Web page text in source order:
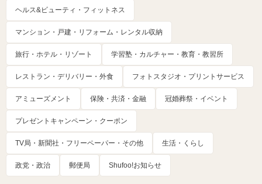
ヘルス&ビューティ・フィットネス
マンション・戸建・リフォーム・レンタル収納
旅行・ホテル・リゾート 学習塾・カルチャー・教育・教習所
レストラン・デリバリー・外食 フォトスタジオ・プリントサービス
アミューズメント 保険・共済・金融 冠婚葬祭・イベント
プレゼントキャンペーン・クーポン
TV局・新聞社・フリーペーパー・その他 生活・くらし
政党・政治 郵便局 Shufoo!お知らせ